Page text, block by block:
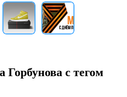
Горбунова с тегом